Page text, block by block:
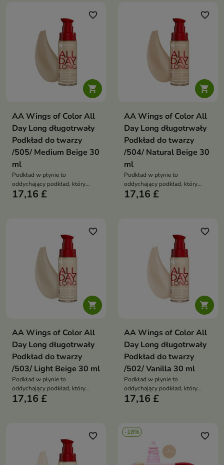
odwodnionej, szorstkiej oraz
odwodnionej, szorstkiej oraz

favorite_border
AA Wings of Color All
Day Long długotrwały
Podkład do twarzy
/505/ Medium Beige 30
ml
Podkład w płynie to
oddychający podkład, który
łączy krycie od średniego do
zapewnia naturalne, matowe
wykończenie nawet do 24
godzin, bez efektu maski,
jednocześnie wspierając
nawilżenie i barierę
hydrolipidową skóry
17,16 £

favorite_border
AA Wings of Color All
Day Long długotrwały
Podkład do twarzy
/504/ Natural Beige 30
ml
Podkład w płynie to
oddychający podkład, który
łączy krycie od średniego do
zapewnia naturalne, matowe
wykończenie nawet do 24
godzin, bez efektu maski,
jednocześnie wspierając
nawilżenie i barierę
hydrolipidową skóry
17,16 £

favorite_border
AA Wings of Color All
Day Long długotrwały
Podkład do twarzy
/503/ Light Beige 30 ml
Podkład w płynie to
oddychający podkład, który
łączy krycie od średniego do
zapewnia naturalne, matowe
wykończenie nawet do 24
godzin, bez efektu maski,
jednocześnie wspierając
17,16 £

favorite_border
AA Wings of Color All
Day Long długotrwały
Podkład do twarzy
/502/ Vanilla 30 ml
Podkład w płynie to
oddychający podkład, który
łączy krycie od średniego do
zapewnia naturalne, matowe
wykończenie nawet do 24
godzin, bez efektu maski,
jednocześnie wspierając
17,16 £
favorite_border -18% favorite_border